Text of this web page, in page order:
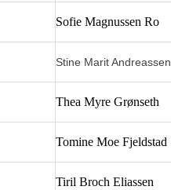
Sofie Magnussen Ro
Stine Marit Andreassen
Thea Myre Grønseth
Tomine Moe Fjeldstad
Tiril Broch Eliassen